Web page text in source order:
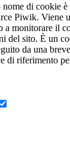
nome di cookie
Piwik. Viene
a monitorare il
del sito. È un
da una
di riferimento